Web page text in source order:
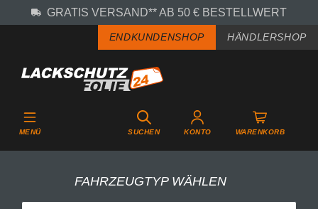
Zum Hauptinhalt springen
GRATIS VERSAND** AB 50 € BESTELLWERT
ENDKUNDENSHOP HÄNDLERSHOP
MENÜ SUCHEN KONTO WARENKORB
FAHRZEUGTYP WÄHLEN